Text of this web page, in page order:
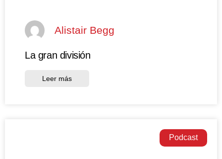
Alistair Begg
La gran división
Leer más
Podcast